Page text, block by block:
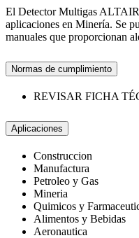
El Detector Multigas
aplicaciones en Minería. Se
manuales que proporcionan
Normas de cumplimiento
REVISAR FICHA
Aplicaciones
Construccion
Manufactura
Petroleo y Gas
Mineria
Quimicos y
Alimentos y Bebidas
Aeronautica